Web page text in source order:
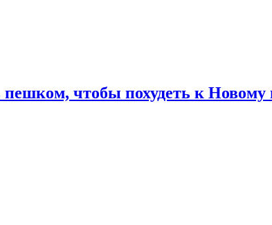
чтобы похудеть к Новому